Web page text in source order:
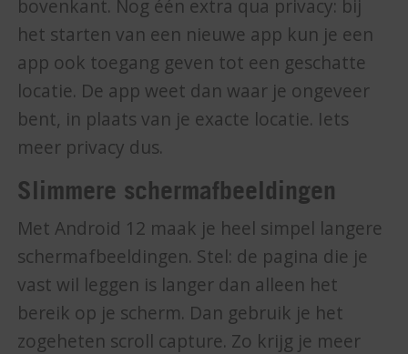
bovenkant. Nog één extra qua privacy: bij
het starten van een nieuwe app kun je een
app ook toegang geven tot een geschatte
locatie. De app weet dan waar je ongeveer
bent, in plaats van je exacte locatie. Iets
meer privacy dus.
Slimmere schermafbeeldingen
Met Android 12 maak je heel simpel langere
schermafbeeldingen. Stel: de pagina die je
vast wil leggen is langer dan alleen het
bereik op je scherm. Dan gebruik je het
zogeheten scroll capture. Zo krijg je meer